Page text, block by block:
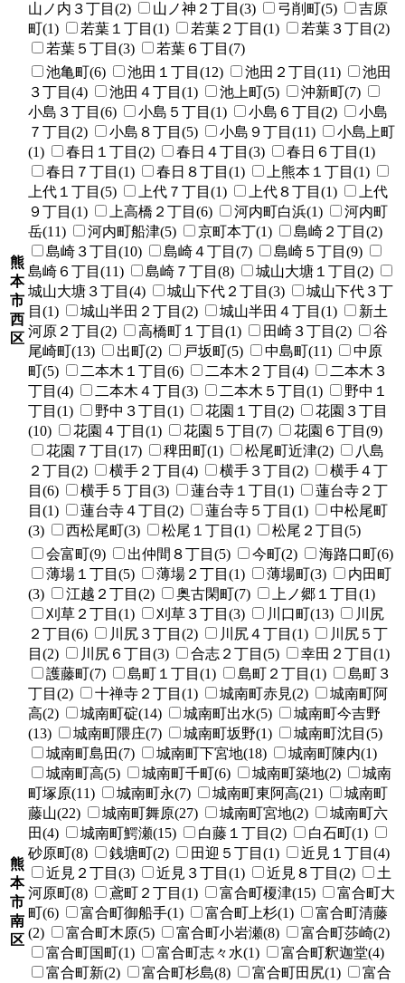
山ノ内３丁目(2) 山ノ神２丁目(3) 弓削町(5)
吉原
町(1)
若葉１丁目(1) 若葉２丁目(1)
若葉３丁目(2)
若葉５丁目(3)
若葉６丁目(7)
熊
本
市
西
区
池亀町(6) 池田１丁目(12) 池田２丁目(11)
池田
３丁目(4)
池田４丁目(1) 池上町(5)
沖新町(7)
小島３丁目(6)
小島５丁目(1) 小島６丁目(2)
小島
７丁目(2)
小島８丁目(5) 小島９丁目(11)
小島上町
(1)
春日１丁目(2) 春日４丁目(3)
春日６丁目(1)
春日７丁目(1)
春日８丁目(1)
上熊本１丁目(1)
上代１丁目(5)
上代７丁目(1) 上代８丁目(1)
上代
９丁目(1)
上高橋２丁目(6) 河内町白浜(1)
河内町
岳(11)
河内町船津(5) 京町本丁(1)
島崎２丁目(2)
島崎３丁目(10)
島崎４丁目(7)
島崎５丁目(9)
島崎６丁目(11)
島崎７丁目(8)
城山大塘１丁目(2)
城山大塘３丁目(4)
城山下代２丁目(3)
城山下代３丁
目(1)
城山半田２丁目(2) 城山半田４丁目(1)
新土
河原２丁目(2)
高橋町１丁目(1) 田崎３丁目(2)
谷
尾崎町(13)
出町(2) 戸坂町(5) 中島町(11)
中原
町(5)
二本木１丁目(6) 二本木２丁目(4)
二本木３
丁目(4)
二本木４丁目(3) 二本木５丁目(1)
野中１
丁目(1)
野中３丁目(1) 花園１丁目(2)
花園３丁目
(10)
花園４丁目(1) 花園５丁目(7)
花園６丁目(9)
花園７丁目(17)
稗田町(1) 松尾町近津(2)
八島
２丁目(2)
横手２丁目(4) 横手３丁目(2)
横手４丁
目(6)
横手５丁目(3) 蓮台寺１丁目(1)
蓮台寺２丁
目(1)
蓮台寺４丁目(2) 蓮台寺５丁目(1)
中松尾町
(3)
西松尾町(3) 松尾１丁目(1) 松尾２丁目(5)
熊
本
市
南
区
会富町(9) 出仲間８丁目(5) 今町(2)
海路口町(6)
薄場１丁目(5)
薄場２丁目(1) 薄場町(3)
内田町
(3)
江越２丁目(2) 奥古閑町(7)
上ノ郷１丁目(1)
刈草２丁目(1)
刈草３丁目(3) 川口町(13)
川尻
２丁目(6)
川尻３丁目(2) 川尻４丁目(1)
川尻５丁
目(2)
川尻６丁目(3) 合志２丁目(5)
幸田２丁目(1)
護藤町(7)
島町１丁目(1) 島町２丁目(1)
島町３
丁目(2)
十禅寺２丁目(1) 城南町赤見(2)
城南町阿
高(2)
城南町碇(14) 城南町出水(5)
城南町今吉野
(13)
城南町隈庄(7) 城南町坂野(1)
城南町沈目(5)
城南町島田(7)
城南町下宮地(18)
城南町陳内(1)
城南町高(5)
城南町千町(6) 城南町築地(2)
城南
町塚原(11)
城南町永(7) 城南町東阿高(21)
城南町
藤山(22)
城南町舞原(27) 城南町宮地(2)
城南町六
田(4)
城南町鰐瀬(15) 白藤１丁目(2)
白石町(1)
砂原町(8)
銭塘町(2) 田迎５丁目(1)
近見１丁目(4)
近見２丁目(3)
近見３丁目(1) 近見８丁目(2)
土
河原町(8)
鳶町２丁目(1) 富合町榎津(15)
富合町大
町(6)
富合町御船手(1) 富合町上杉(1)
富合町清藤
(2)
富合町木原(5) 富合町小岩瀬(8)
富合町莎崎(2)
富合町国町(1)
富合町志々水(1)
富合町釈迦堂(4)
富合町新(2)
富合町杉島(8) 富合町田尻(1)
富合